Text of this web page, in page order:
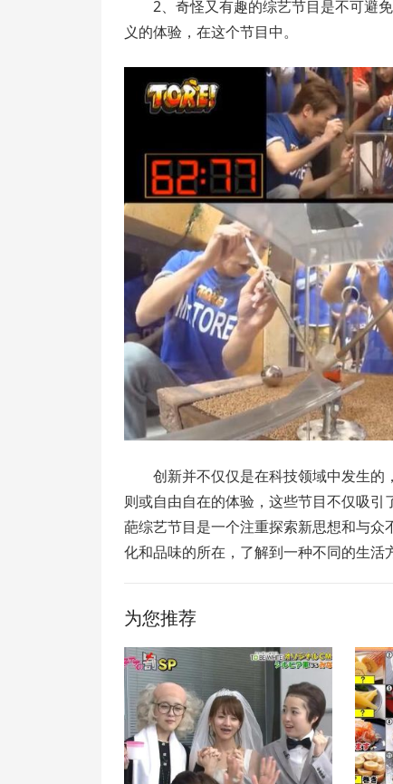
2、奇怪又有趣的综艺节目是不可避
义的体验，在这个节目中。
创新并不仅仅是在科技领域中发生
则或自由自在的体验，这些节目不仅吸
葩综艺节目是一个注重探索新思想和与
化和品味的所在，了解到一种不同的生活
为您推荐